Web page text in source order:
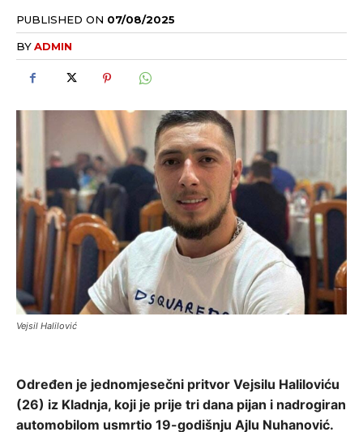
PUBLISHED ON 07/08/2025
BYADMIN
Vejsil Halilović
Određen je jednomjesečni pritvor Vejsilu Haliloviću
(26) iz Kladnja, koji je prije tri dana pijan i nadrogiran
automobilom usmrtio 19-godišnju Ajlu Nuhanović.